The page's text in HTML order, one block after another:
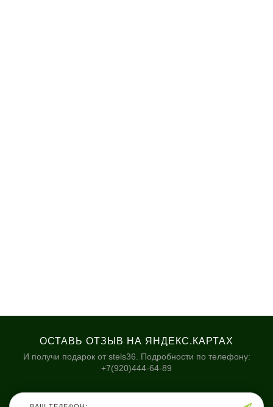
ОСТАВЬ ОТЗЫВ НА ЯНДЕКС.КАРТАХ
И получи подарок от stels36. Подробности по телефону:
+7(920)444-64-89